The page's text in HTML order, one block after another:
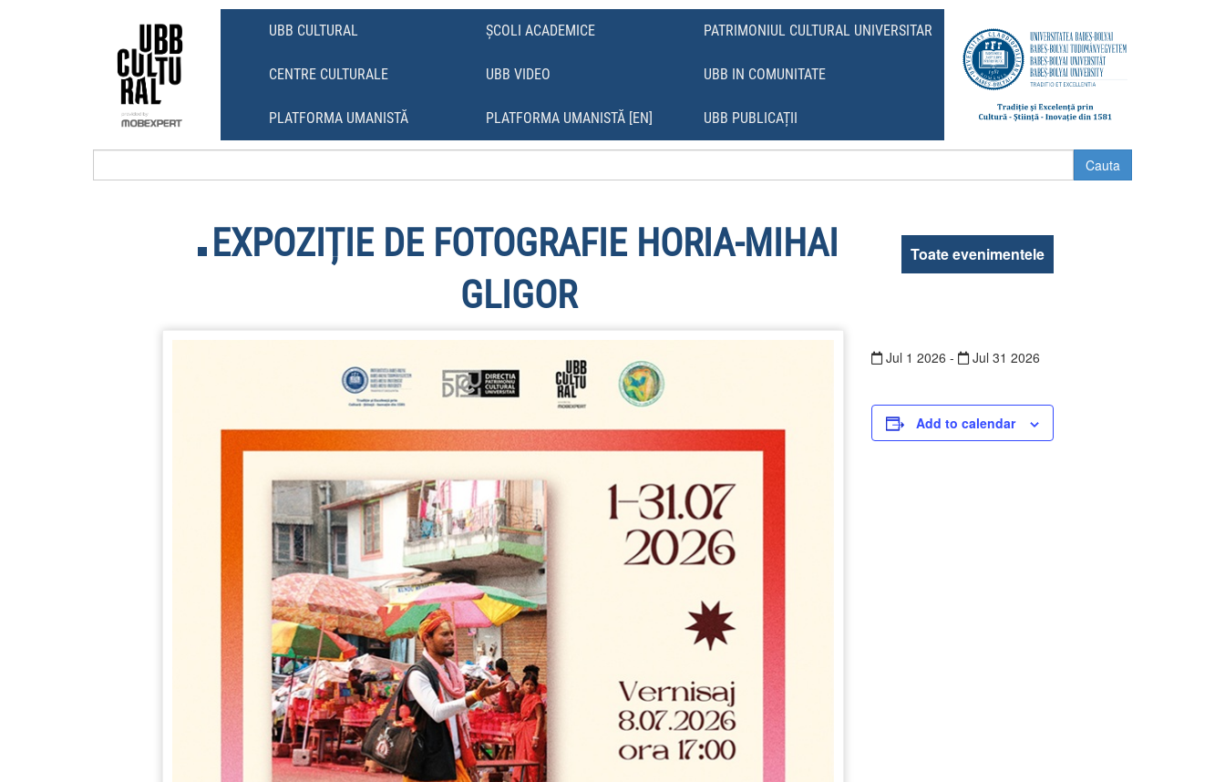
UBB CULTURAL ȘCOLI ACADEMICE PATRIMONIUL CULTURAL UNIVERSITAR
CENTRE CULTURALE UBB VIDEO UBB IN COMUNITATE
PLATFORMA UMANISTĂ PLATFORMA UMANISTĂ [EN] UBB PUBLICAȚII
Toate evenimentele
EXPOZIȚIE DE FOTOGRAFIE HORIA-MIHAI
GLIGOR
Jul 1 2026 - Jul 31 2026
Add to calendar